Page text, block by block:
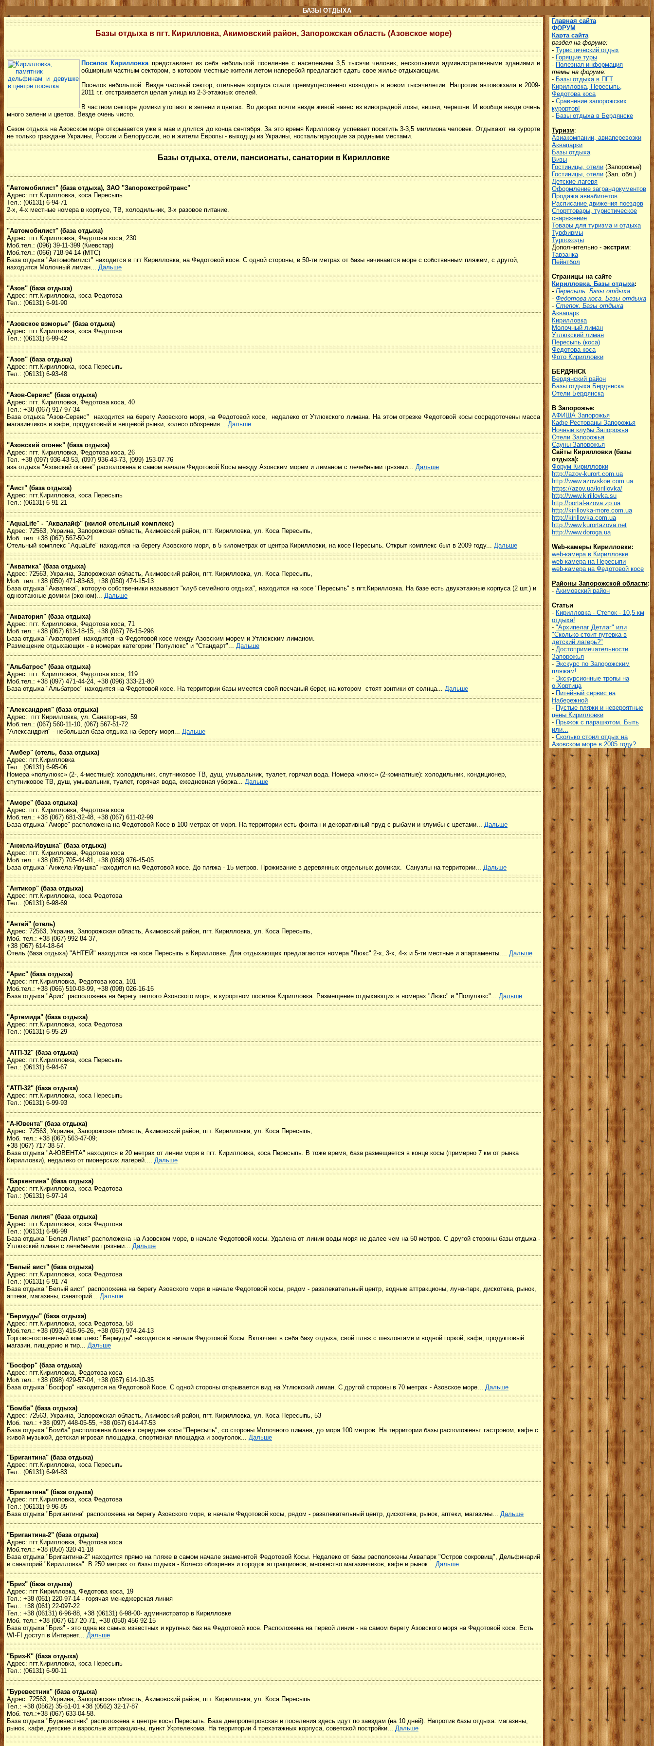
БАЗЫ ОТДЫХА
Базы отдыха в пгт. Кирилловка, Акимовский район, Запорожская область (Азовское море)
Поселок Кирилловкапредставляет из себя небольшой поселение с населением 3,5 тысячи человек, несколькими административными зданиями и
обширным частным сектором, в котором местные жители летом наперебой предлагают сдать свое жилье отдыхающим.
Поселок небольшой. Везде частный сектор, отельные корпуса стали преимущественно возводить в новом тысячелетии. Напротив автовокзала в 2009-
2011 г.г. отстраивается целая улица из 2-3-этажных отелей.
В частном секторе домики утопают в зелени и цветах. Во дворах почти везде живой навес из виноградной лозы, вишни, черешни. И вообще везде очень
много зелени и цветов. Везде очень чисто.
Сезон отдыха на Азовском море открывается уже в мае и длится до конца сентября. За это время Кирилловку успевает посетить 3-3,5 миллиона человек. Отдыхают на курорте
не только граждане Украины, России и Белоруссии, но и жители Европы - выходцы из Украины, ностальгирующие за родными местами.
Базы отдыха, отели, пансионаты, санатории в Кирилловке
"Автомобилист" (база отдыха), ЗАО "Запорожстройтранс"
Адрес: пгт.Кирилловка, коса Пересыпь
Тел.: (06131) 6-94-71
2-х, 4-х местные номера в корпусе, ТВ, холодильник, 3-х разовое питание.
"Автомобилист" (база отдыха)
Адрес: пгт.Кирилловка, Федотова коса, 230
Моб.тел.: (096) 39-11-399 (Киевстар)
Моб.тел.: (066) 718-94-14 (МТС)
База отдыха "Автомобилист" находится в пгт Кирилловка, на Федотовой косе. С одной стороны, в 50-ти метрах от базы начинается море с собственным пляжем, с другой,
находится Молочный лиман... Дальше
"Азов" (база отдыха)
Адрес: пгт.Кирилловка, коса Федотова
Тел.: (06131) 6-91-90
"Азовское взморье" (база отдыха)
Адрес: пгт.Кирилловка, коса Федотова
Тел.: (06131) 6-99-42
"Азов" (база отдыха)
Адрес: пгт.Кирилловка, коса Пересыпь
Тел.: (06131) 6-93-48
"Азов-Сервис" (база отдыха)
Адрес: пгт. Кирилловка, Федотова коса, 40
Тел.: +38 (067) 917-97-34
База отдыха "Азов-Сервис" находится на берегу Азовского моря, на Федотовой косе, недалеко от Утлюкского лимана. На этом отрезке Федотовой косы сосредоточены масса
магазинчиков и кафе, продуктовый и вещевой рынки, колесо обозрения... Дальше
"Азовский огонек" (база отдыха)
Адрес: пгт. Кирилловка, Федотова коса, 26
Тел. +38 (097) 936-43-53, (097) 936-43-73, (099) 153-07-76
аза отдыха "Азовский огонек" расположена в самом начале Федотовой Косы между Азовским морем и лиманом с лечебными грязями... Дальше
"Аист" (база отдыха)
Адрес: пгт.Кирилловка, коса Пересыпь
Тел.: (06131) 6-91-21
"AquaLife" - "Аквалайф" (жилой отельный комплекс)
Адрес: 72563, Украина, Запорожская область, Акимовский район, пгт. Кирилловка, ул. Коса Пересыпь,
Моб. тел.:+38 (067) 567-50-21
Отельный комплекс "AquaLife" находится на берегу Азовского моря, в 5 километрах от центра Кирилловки, на косе Пересыпь. Открыт комплекс был в 2009 году... Дальше
"Акватика" (база отдыха)
Адрес: 72563, Украина, Запорожская область, Акимовский район, пгт. Кирилловка, ул. Коса Пересыпь,
Моб. тел.:+38 (050) 471-83-63, +38 (050) 474-15-13
База отдыха "Акватика", которую собственники называют "клуб семейного отдыха", находится на косе "Пересыпь" в пгт.Кирилловка. На базе есть двухэтажные корпуса (2 шт.) и
одноэтажные домики (эконом)... Дальше
"Акватория" (база отдыха)
Адрес: пгт. Кирилловка, Федотова коса, 71
Моб.тел.: +38 (067) 613-18-15, +38 (067) 76-15-296
База отдыха "Акватория" находится на Федотовой косе между Азовским морем и Утлюкским лиманом.
Размещение отдыхающих - в номерах категории "Полулюкс" и "Стандарт"... Дальше
"Альбатрос" (база отдыха)
Адрес: пгт. Кирилловка, Федотова коса, 119
Моб.тел.: +38 (097) 471-44-24, +38 (096) 333-21-80
База отдыха "Альбатрос" находится на Федотовой косе. На территории базы имеется свой песчаный берег, на котором стоят зонтики от солнца... Дальше
"Александрия" (база отдыха)
Адрес: пгт Кирилловка, ул. Санаторная, 59
Моб.тел.: (067) 560-11-10, (067) 567-51-72
"Александрия" - небольшая база отдыха на берегу моря... Дальше
"Амбер" (отель, база отдыха)
Адрес: пгт.Кирилловка
Тел.: (06131) 6-95-06
Номера «полулюкс» (2-, 4-местные): холодильник, спутниковое ТВ, душ, умывальник, туалет, горячая вода. Номера «люкс» (2-комнатные): холодильник, кондиционер,
спутниковое ТВ, душ, умывальник, туалет, горячая вода, ежедневная уборка... Дальше
"Аморе" (база отдыха)
Адрес: пгт. Кирилловка, Федотова коса
Моб.тел.: +38 (067) 681-32-48, +38 (067) 611-02-99
База отдыха "Аморе" расположена на Федотовой Косе в 100 метрах от моря. На территории есть фонтан и декоративный пруд с рыбами и клумбы с цветами... Дальше
"Анжела-Ивушка" (база отдыха)
Адрес: пгт. Кирилловка, Федотова коса
Моб.тел.: +38 (067) 705-44-81, +38 (068) 976-45-05
База отдыха "Анжела-Ивушка" находится на Федотовой косе. До пляжа - 15 метров. Проживание в деревянных отдельных домиках. Санузлы на территории... Дальше
"Антикор" (база отдыха)
Адрес: пгт.Кирилловка, коса Федотова
Тел.: (06131) 6-98-69
"Антей" (отель)
Адрес: 72563, Украина, Запорожская область, Акимовский район, пгт. Кирилловка, ул. Коса Пересыпь,
Моб. тел.: +38 (067) 992-84-37,
+38 (067) 614-18-64
Отель (база отдыха) "АНТЕЙ" находится на косе Пересыпь в Кирилловке. Для отдыхающих предлагаются номера "Люкс" 2-х, 3-х, 4-х и 5-ти местные и апартаменты.... Дальше
"Арис" (база отдыха)
Адрес: пгт.Кирилловка, Федотова коса, 101
Моб.тел.: +38 (066) 510-08-99, +38 (098) 026-16-16
База отдыха "Арис" расположена на берегу теплого Азовского моря, в курортном поселке Кирилловка. Размещение отдыхающих в номерах "Люкс" и "Полулюкс"... Дальше
"Артемида" (база отдыха)
Адрес: пгт.Кирилловка, коса Федотова
Тел.: (06131) 6-95-29
"АТП-32" (база отдыха)
Адрес: пгт.Кирилловка, коса Пересыпь
Тел.: (06131) 6-94-67
"АТП-32" (база отдыха)
Адрес: пгт.Кирилловка, коса Пересыпь
Тел.: (06131) 6-99-93
"А-Ювента" (база отдыха)
Адрес: 72563, Украина, Запорожская область, Акимовский район, пгт. Кирилловка, ул. Коса Пересыпь,
Моб. тел.: +38 (067) 563-47-09;
+38 (067) 717-38-57.
База отдыха "А-ЮВЕНТА" находится в 20 метрах от линии моря в пгт. Кирилловка, коса Пересыпь. В тоже время, база размещается в конце косы (примерно 7 км от рынка
Кирилловки), недалеко от пионерских лагерей.... Дальше
"Баркентина" (база отдыха)
Адрес: пгт.Кирилловка, коса Федотова
Тел.: (06131) 6-97-14
"Белая лилия" (база отдыха)
Адрес: пгт.Кирилловка, коса Федотова
Тел.: (06131) 6-96-99
База отдыха "Белая Лилия" расположена на Азовском море, в начале Федотовой косы. Удалена от линии воды моря не далее чем на 50 метров. С другой стороны базы отдыха -
Утлюкский лиман с лечебными грязями... Дальше
"Белый аист" (база отдыха)
Адрес: пгт.Кирилловка, коса Федотова
Тел.: (06131) 6-91-74
База отдыха "Белый аист" расположена на берегу Азовского моря в начале Федотовой косы, рядом - развлекательный центр, водные аттракционы, луна-парк, дискотека, рынок,
аптеки, магазины, санаторий... Дальше
"Бермуды" (база отдыха)
Адрес: пгт.Кирилловка, коса Федотова, 58
Моб.тел.: +38 (093) 416-96-26, +38 (067) 974-24-13
Торгово-гостиничный комплекс "Бермуды" находится в начале Федотовой Косы. Включает в себя базу отдыха, свой пляж с шезлонгами и водной горкой, кафе, продуктовый
магазин, пиццерию и тир... Дальше
"Босфор" (база отдыха)
Адрес: пгт.Кирилловка, Федотова коса
Моб.тел.: +38 (098) 429-57-04, +38 (067) 614-10-35
База отдыха "Босфор" находится на Федотовой Косе. С одной стороны открывается вид на Утлюкский лиман. С другой стороны в 70 метрах - Азовское море... Дальше
"Бомба" (база отдыха)
Адрес: 72563, Украина, Запорожская область, Акимовский район, пгт. Кирилловка, ул. Коса Пересыпь, 53
Моб. тел.: +38 (097) 448-05-55, +38 (067) 614-47-53
База отдыха "Бомба" расположена ближе к середине косы "Пересыпь", со стороны Молочного лимана, до моря 100 метров. На территории базы расположены: гастроном, кафе с
живой музыкой, детская игровая площадка, спортивная площадка и зооуголок... Дальше
"Бригантина" (база отдыха)
Адрес: пгт.Кирилловка, коса Пересыпь
Тел.: (06131) 6-94-83
"Бригантина" (база отдыха)
Адрес: пгт.Кирилловка, коса Федотова
Тел.: (06131) 9-96-85
База отдыха "Бригантина" расположена на берегу Азовского моря, в начале Федотовой косы, рядом - развлекательный центр, дискотека, рынок, аптеки, магазины... Дальше
"Бригантина-2" (база отдыха)
Адрес: пгт.Кирилловка, Федотова коса
Моб.тел.: +38 (050) 320-41-18
База отдыха "Бригантина-2" находится прямо на пляже в самом начале знаменитой Федотовой Косы. Недалеко от базы расположены Аквапарк "Остров сокровищ", Дельфинарий
и санаторий "Кирилловка". В 250 метрах от базы отдыха - Колесо обозрения и городок аттракционов, множество магазинчиков, кафе и рынок... Дальше
"Бриз" (база отдыха)
Адрес: пгт Кирилловка, Федотова коса, 19
Тел.: +38 (061) 220-97-14 - горячая менеджерская линия
Тел.: +38 (061) 22-097-22
Тел.: +38 (06131) 6-96-88, +38 (06131) 6-98-00- администратор в Кирилловке
Моб. тел.: +38 (067) 617-20-71, +38 (050) 456-92-15
База отдыха "Бриз" - это одна из самых известных и крупных баз на Федотовой косе. Расположена на первой линии - на самом берегу Азовского моря на Федотовой косе. Есть
WI-FI доступ в Интернет... Дальше
"Бриз-К" (база отдыха)
Адрес: пгт.Кирилловка, коса Пересыпь
Тел.: (06131) 6-90-11
"Буревестник" (база отдыха)
Адрес: 72563, Украина, Запорожская область, Акимовский район, пгт. Кирилловка, ул. Коса Пересыпь
Тел.: +38 (0562) 35-51-01 +38 (0562) 32-17-87
Моб. тел.:+38 (067) 633-04-58.
База отдыха "Буревестник" расположена в центре косы Пересыпь. База днепропетровская и поселения здесь идут по заездам (на 10 дней). Напротив базы отдыха: магазины,
рынок, кафе, детские и взрослые аттракционы, пункт Укртелекома. На территории 4 трехэтажных корпуса, советской постройки... Дальше
Главная сайта
ФОРУМ
Карта сайта
раздел на форуме:
- Туристический отдых
- Горящие туры
- Полезная информация
темы на форуме:
- Базы отдыха в ПГТ
Кирилловка, Пересыпь,
Федотова коса
- Сравнение запорожских
курортов!
- Базы отдыха в Бердянске
Туризм:
Авиакомпании, авиаперевозки
Аквапарки
Базы отдыха
Визы
Гостиницы, отели (Запорожье)
Гостиницы, отели (Зап. обл.)
Детские лагеря
Оформление заграндокументов
Продажа авиабилетов
Расписание движения поездов
Спорттовары, туристическое
снаряжение
Товары для туризма и отдыха
Турфирмы
Турпоходы
Дополнительно - экстрим:
Тарзанка
Пейнтбол
Страницы на сайте
Кирилловка. Базы отдыха:
- Пересыпь. Базы отдыха
- Федотова коса. Базы отдыха
- Степок. Базы отдыха
Аквапарк
Кирилловка
Молочный лиман
Утлюкский лиман
Пересыпь (коса)
Федотова коса
Фото Кирилловки
БЕРДЯНСК
Бердянский район
Базы отдыха Бердянска
Отели Бердянска
В Запорожье:
АФИША Запорожья
Кафе Рестораны Запорожья
Ночные клубы Запорожья
Отели Запорожья
Сауны Запорожья
Сайты Кирилловки (базы
отдыха):
Форум Кирилловки
http://azov-kurort.com.ua
http://www.azovskoe.com.ua
https://azov.ua/kirillovka/
http://www.kirillovka.su
http://portal-azova.zp.ua
http://kirillovka-more.com.ua
http://kirillovka.com.ua
http://www.kurortazova.net
http://www.doroga.ua
Web-камеры Кирилловки:
web-камера в Кирилловке
web-камера на Пересыпи
web-камера на Федотовой косе
Районы Запорожской области:
- Акимовский район
Статьи
- Кирилловка - Степок - 10,5 км
отдыха!
- "Архипелаг Детлаг" или
"Сколько стоит путевка в
детский лагерь?"
- Достопримечательности
Запорожья
- Экскурс по Запорожским
пляжам!
- Экскурсионные тропы на
о.Хортица
- Питейный сервис на
Набережной
- Пустые пляжи и невероятные
цены Кирилловки
- Прыжок с парашютом. Быть
или...
- Сколько стоил отдых на
Азовском море в 2005 году?